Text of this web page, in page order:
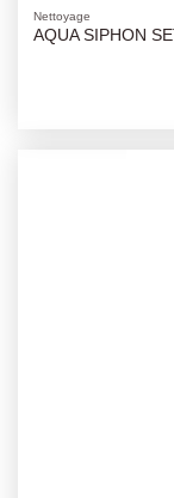
Nettoyage
AQUA SIPHON